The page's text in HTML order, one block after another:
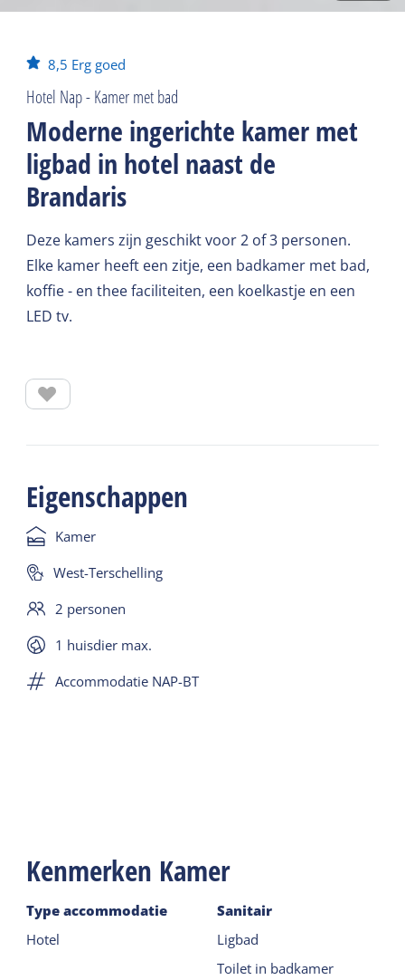
8,5 Erg goed
Hotel Nap - Kamer met bad
Moderne ingerichte kamer met
ligbad in hotel naast de
Brandaris
Deze kamers zijn geschikt voor 2 of 3 personen.
Elke kamer heeft een zitje, een badkamer met bad,
koffie - en thee faciliteiten, een koelkastje en een
LED tv.
Eigenschappen
Kamer
West-Terschelling
2 personen
1 huisdier max.
Accommodatie NAP-BT
Kenmerken Kamer
Type accommodatie
Hotel
Sanitair
Ligbad
Toilet in badkamer